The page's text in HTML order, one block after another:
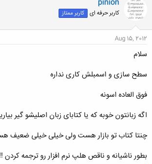
ش
ه
ا
pinion
کاربر حرفه ای کاربر ممتاز
Aug 15, 2012
سلام
سطح سازی و اسمبلش کاری نداره
فوق العاده اسونه
اگه زبانتون خوبه که یا کتابای زبان اصلیشو گیر
چنتا کتاب تو بازار هست ولی خیلی خیلی ضعیف
بطور ناشیانه و ناقص هلپ نرم افزار رو ترجمه کردن